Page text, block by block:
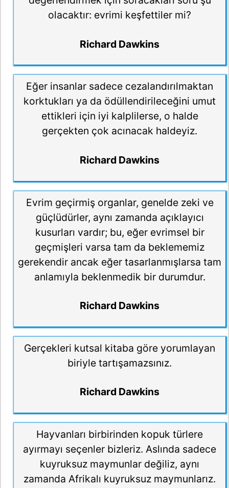
olacaktır: evrimi keşfettiler mi?
Richard Dawkins
Eğer insanlar sadece cezalandırılmaktan
korktukları ya da ödüllendirileceğini umut
ettikleri için iyi kalplilerse, o halde
gerçekten çok acınacak haldeyiz.
Richard Dawkins
Evrim geçirmiş organlar, genelde zeki ve
güçlüdürler, aynı zamanda açıklayıcı
kusurları vardır; bu, eğer evrimsel bir
geçmişleri varsa tam da beklememiz
gerekendir ancak eğer tasarlanmışlarsa tam
anlamıyla beklenmedik bir durumdur.
Richard Dawkins
Gerçekleri kutsal kitaba göre yorumlayan
biriyle tartışamazsınız.
Richard Dawkins
Hayvanları birbirinden kopuk türlere
ayırmayı seçenler bizleriz. Aslında sadece
kuyruksuz maymunlar değiliz, aynı
zamanda Afrikalı kuyruksuz maymunlarız.